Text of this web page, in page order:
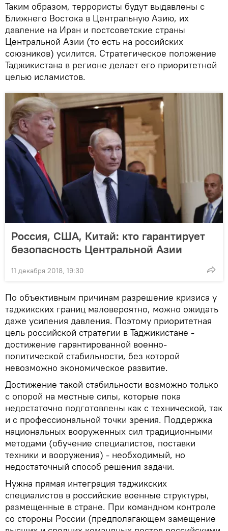
Таким образом, террористы будут выдавлены с
Ближнего Востока в Центральную Азию, их
давление на Иран и постсоветские страны
Центральной Азии (то есть на российских
союзников) усилится. Стратегическое положение
Таджикистана в регионе делает его приоритетной
целью исламистов.
Россия, США, Китай: кто гарантирует
безопасность Центральной Азии
11 декабря 2018, 19:30
По объективным причинам разрешение кризиса у
таджикских границ маловероятно, можно ожидать
даже усиления давления. Поэтому приоритетная
цель российской стратегии в Таджикистане -
достижение гарантированной военно-
политической стабильности, без которой
невозможно экономическое развитие.
Достижение такой стабильности возможно только
с опорой на местные силы, которые пока
недостаточно подготовлены как с технической, так
и с профессиональной точки зрения. Поддержка
национальных вооруженных сил традиционными
методами (обучение специалистов, поставки
техники и вооружения) - необходимый, но
недостаточный способ решения задачи.
Нужна прямая интеграция таджикских
специалистов в российские военные структуры,
размещенные в стране. При командном контроле
со стороны России (предполагающем замещение